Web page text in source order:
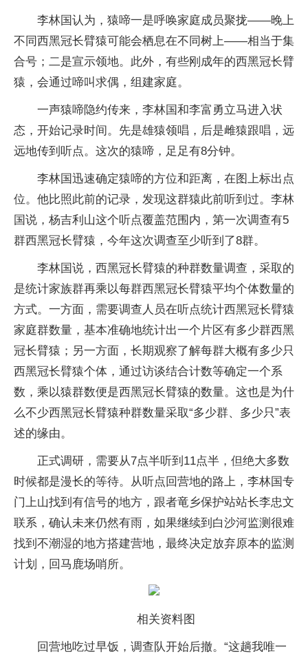
李林国认为，猿啼一是呼唤家庭成员聚拢——晚上
不同西黑冠长臂猿可能会栖息在不同树上——相当于集
合号；二是宣示领地。此外，有些刚成年的西黑冠长臂
猿，会通过啼叫求偶，组建家庭。
一声猿啼隐约传来，李林国和李富勇立马进入状
态，开始记录时间。先是雄猿领唱，后是雌猿跟唱，远
远地传到听点。这次的猿啼，足足有8分钟。
李林国迅速确定猿啼的方位和距离，在图上标出点
位。他比照此前的记录，发现这群猿此前听到过。李林
国说，杨吉利山这个听点覆盖范围内，第一次调查有5
群西黑冠长臂猿，今年这次调查至少听到了8群。
李林国说，西黑冠长臂猿的种群数量调查，采取的
是统计家族群再乘以每群西黑冠长臂猿平均个体数量的
方式。一方面，需要调查人员在听点统计西黑冠长臂猿
家庭群数量，基本准确地统计出一个片区有多少群西黑
冠长臂猿；另一方面，长期观察了解每群大概有多少只
西黑冠长臂猿个体，通过访谈结合计数等确定一个系
数，乘以猿群数便是西黑冠长臂猿的数量。这也是为什
么不少西黑冠长臂猿种群数量采取“多少群、多少只”表
述的缘由。
正式调研，需要从7点半听到11点半，但绝大多数
时候都是漫长的等待。从听点回营地的路上，李林国专
门上山找到有信号的地方，跟者竜乡保护站站长李忠文
联系，确认未来仍然有雨，如果继续到白沙河监测很难
找到不潮湿的地方搭建营地，最终决定放弃原本的监测
计划，回马鹿场哨所。
相关资料图
回营地吃过早饭，调查队开始后撤。“这趟我唯一